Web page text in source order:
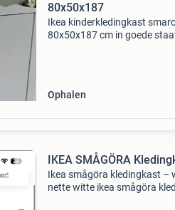
80x50x187
Ikea kinderkledingkast
80x50x187 cm in goede
Ophalen
IKEA SMÅGÖRA
Ikea smågöra kledingkast –
nette witte ikea smågöra